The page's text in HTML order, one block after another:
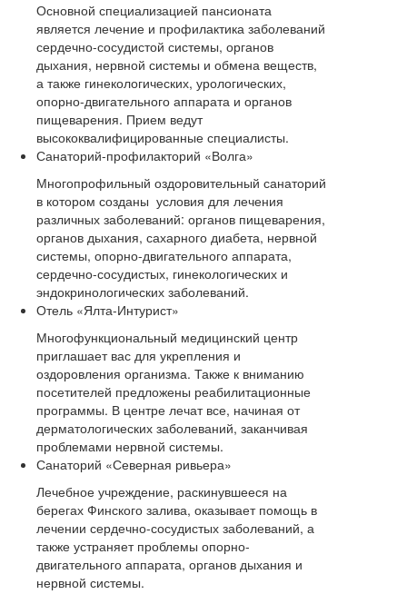
Основной специализацией пансионата
является лечение и профилактика заболеваний
сердечно-сосудистой системы, органов
дыхания, нервной системы и обмена веществ,
а также гинекологических, урологических,
опорно-двигательного аппарата и органов
пищеварения. Прием ведут
высококвалифицированные специалисты.
Санаторий-профилакторий «Волга»
Многопрофильный оздоровительный санаторий
в котором созданы условия для лечения
различных заболеваний: органов пищеварения,
органов дыхания, сахарного диабета, нервной
системы, опорно-двигательного аппарата,
сердечно-сосудистых, гинекологических и
эндокринологических заболеваний.
Отель «Ялта-Интурист»
Многофункциональный медицинский центр
приглашает вас для укрепления и
оздоровления организма. Также к вниманию
посетителей предложены реабилитационные
программы. В центре лечат все, начиная от
дерматологических заболеваний, заканчивая
проблемами нервной системы.
Санаторий «Северная ривьера»
Лечебное учреждение, раскинувшееся на
берегах Финского залива, оказывает помощь в
лечении сердечно-сосудистых заболеваний, а
также устраняет проблемы опорно-
двигательного аппарата, органов дыхания и
нервной системы.